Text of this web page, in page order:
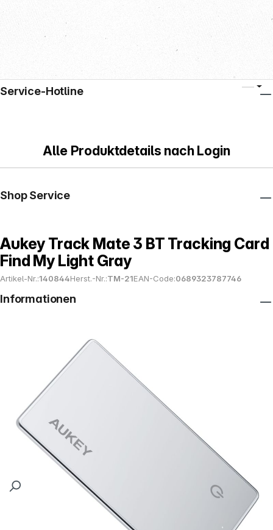
Alle Produktdetails nach Login
Aukey Track Mate 3 BT Tracking Card
Find My Light Gray
Artikel-Nr.:140844Herst.-Nr.:TM-21EAN-Code:0689323787746
Service-Hotline
Shop Service
Informationen